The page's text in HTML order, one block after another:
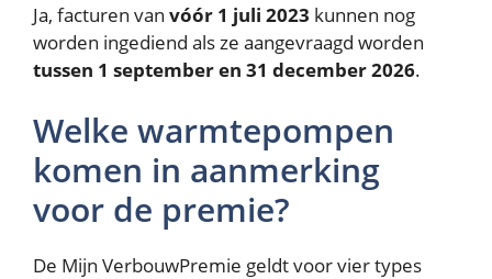
Ja, facturen van vóór 1 juli 2023 kunnen nog
worden ingediend als ze aangevraagd worden
tussen 1 september en 31 december 2026.
Welke warmtepompen
komen in aanmerking
voor de premie?
De Mijn VerbouwPremie geldt voor vier types